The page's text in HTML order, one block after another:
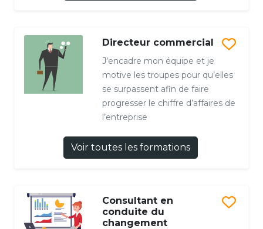
Directeur commercial
J’encadre mon équipe et je
motive les troupes pour qu’elles
se surpassent afin de faire
progresser le chiffre d’affaires de
l’entreprise
Voir toutes les formations
Consultant en
conduite du
changement